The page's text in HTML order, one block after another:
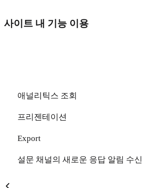
사이트 내 기능 이용
애널리틱스 조회
프리젠테이션
Export
설문 채널의 새로운 응답 알림 수신